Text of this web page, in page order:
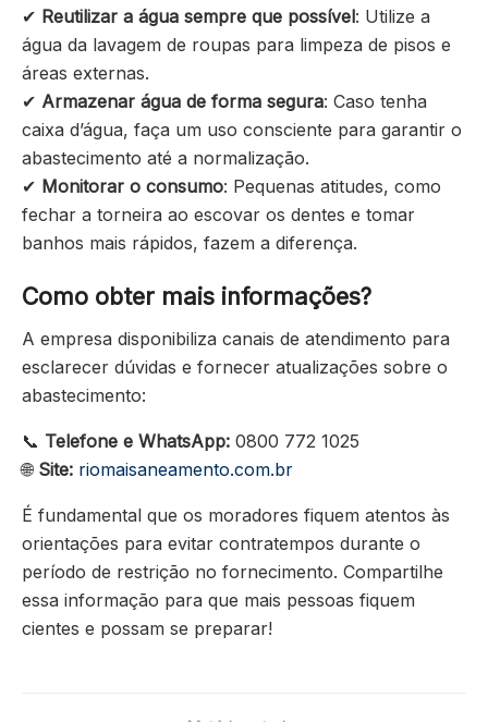
✔ Reutilizar a água sempre que possível: Utilize a
água da lavagem de roupas para limpeza de pisos e
áreas externas.
✔ Armazenar água de forma segura: Caso tenha
caixa d’água, faça um uso consciente para garantir o
abastecimento até a normalização.
✔ Monitorar o consumo: Pequenas atitudes, como
fechar a torneira ao escovar os dentes e tomar
banhos mais rápidos, fazem a diferença.
Como obter mais informações?
A empresa disponibiliza canais de atendimento para
esclarecer dúvidas e fornecer atualizações sobre o
abastecimento:
📞 Telefone e WhatsApp: 0800 772 1025
🌐 Site: riomaisaneamento.com.br
É fundamental que os moradores fiquem atentos às
orientações para evitar contratempos durante o
período de restrição no fornecimento. Compartilhe
essa informação para que mais pessoas fiquem
cientes e possam se preparar!